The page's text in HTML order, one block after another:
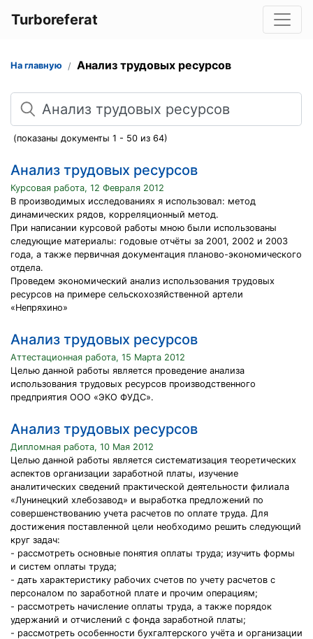
Turboreferat
На главную Анализ трудовых ресурсов
Поиск
(показаны документы 1 - 50 из 64)
Анализ трудовых ресурсов
Курсовая работа, 12 Февраля 2012
В производимых исследованиях я использовал: метод
динамических рядов, корреляционный метод.
При написании курсовой работы мною были использованы
следующие материалы: годовые отчёты за 2001, 2002 и 2003
года, а также первичная документация планово-экономического
отдела.
Проведем экономический анализ использования трудовых
ресурсов на примере сельскохозяйственной артели
«Непряхино»
Анализ трудовых ресурсов
Аттестационная работа, 15 Марта 2012
Целью данной работы является проведение анализа
использования трудовых ресурсов производственного
предприятия ООО «ЭКО ФУДС».
Анализ трудовых ресурсов
Дипломная работа, 10 Мая 2012
Целью данной работы является систематизация теоретических
аспектов организации заработной платы, изучение
аналитических сведений практической деятельности филиала
«Лунинецкий хлебозавод» и выработка предложений по
совершенствованию учета расчетов по оплате труда. Для
достижения поставленной цели необходимо решить следующий
круг задач:
- рассмотреть основные понятия оплаты труда; изучить формы
и систем оплаты труда;
- дать характеристику рабочих счетов по учету расчетов с
персоналом по заработной плате и прочим операциям;
- рассмотреть начисление оплаты труда, а также порядок
удержаний и отчислений с фонда заработной платы;
- рассмотреть особенности бухгалтерского учёта и организации